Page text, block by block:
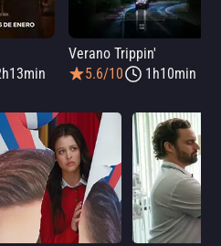
Verano Trippin'
5.6/10
1h10min